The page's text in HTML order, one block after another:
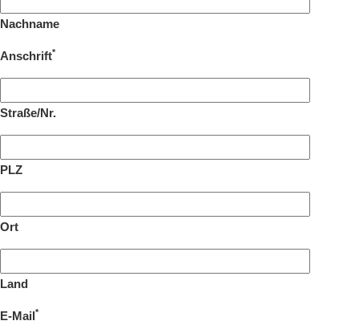
Nachname
Anschrift*
Straße/Nr.
PLZ
Ort
Land
E-Mail*